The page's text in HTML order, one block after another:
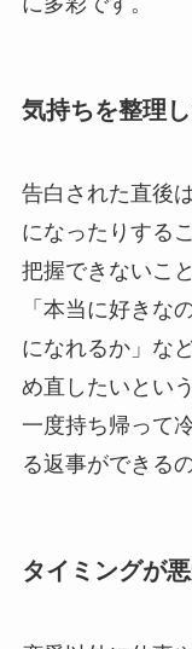
気持ちを整理
告白された直後
になったりする
把握できないこ
「本当に好きな
になれるか」な
め直したいとい
一度持ち帰って
る返事ができる
タイミングが